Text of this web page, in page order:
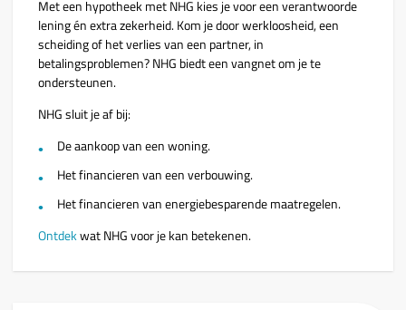
Met een hypotheek met NHG kies je voor een verantwoorde
lening én extra zekerheid. Kom je door werkloosheid, een
scheiding of het verlies van een partner, in
betalingsproblemen? NHG biedt een vangnet om je te
ondersteunen.
NHG sluit je af bij:
De aankoop van een woning.
Het financieren van een verbouwing.
Het financieren van energiebesparende maatregelen.
Ontdekwat NHG voor je kan betekenen.